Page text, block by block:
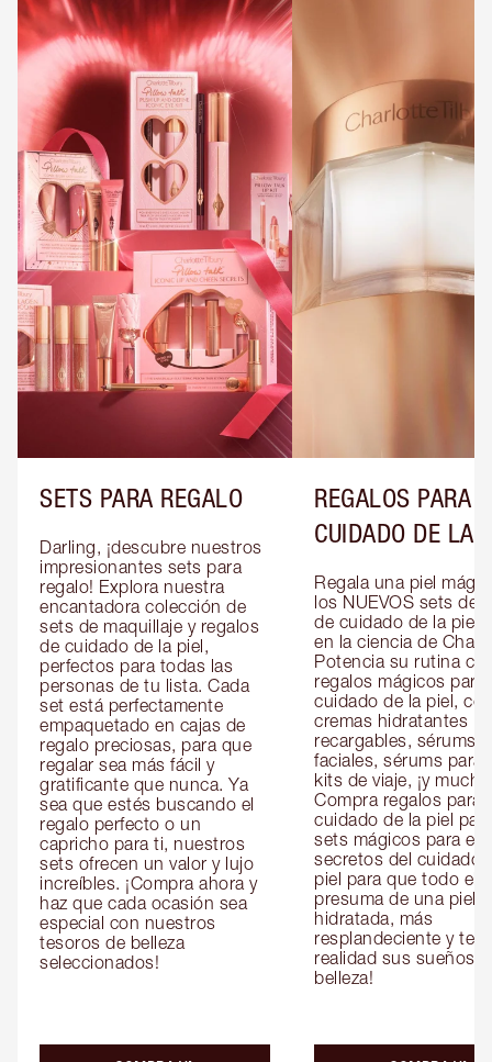
SETS PARA REGALO
Darling, ¡descubre nuestros
impresionantes sets para
regalo! Explora nuestra
encantadora colección de
sets de maquillaje y regalos
de cuidado de la piel,
perfectos para todas las
personas de tu lista. Cada
set está perfectamente
empaquetado en cajas de
regalo preciosas, para que
regalar sea más fácil y
gratificante que nunca. Ya
sea que estés buscando el
regalo perfecto o un
capricho para ti, nuestros
sets ofrecen un valor y lujo
increíbles. ¡Compra ahora y
haz que cada ocasión sea
especial con nuestros
tesoros de belleza
seleccionados!
REGALOS PARA
CUIDADO DE LA
Regala una piel
los NUEVOS sets de
de cuidado de la piel
en la ciencia de
Potencia su rutina
regalos mágicos para
cuidado de la piel,
cremas hidratantes
recargables, sérums
faciales, sérums para
kits de viaje, ¡y
Compra regalos para
cuidado de la piel
sets mágicos para
secretos del cuidado
piel para que todo el
presuma de una piel
hidratada, más
resplandeciente y
realidad sus sueños
belleza!